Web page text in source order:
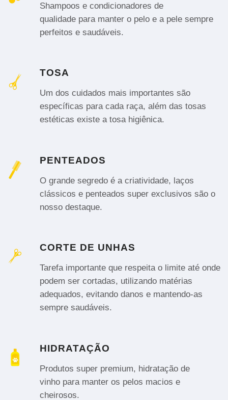
Shampoos e condicionadores de
qualidade para manter o pelo e a pele sempre
perfeitos e saudáveis.
TOSA
Um dos cuidados mais importantes são
específicas para cada raça, além das tosas
estéticas existe a tosa higiênica.
PENTEADOS
O grande segredo é a criatividade, laços
clássicos e penteados super exclusivos são o
nosso destaque.
CORTE DE UNHAS
Tarefa importante que respeita o limite até onde
podem ser cortadas, utilizando matérias
adequados, evitando danos e mantendo-as
sempre saudáveis.
HIDRATAÇÃO
Produtos super premium, hidratação de
vinho para manter os pelos macios e
cheirosos.